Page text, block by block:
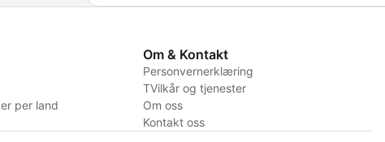
per land
Om & Kontakt
Personvernerklæring
TVilkår og tjenester
Om oss
Kontakt oss